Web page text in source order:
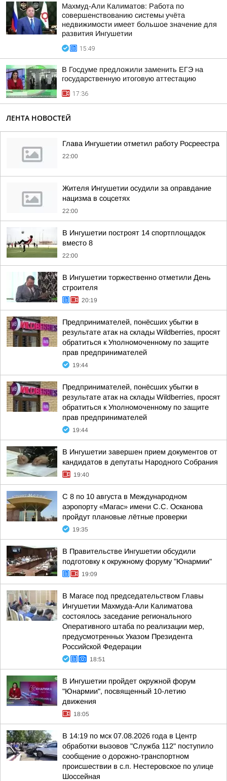
Махмуд-Али Калиматов: Работа по
совершенствованию системы учёта
недвижимости имеет большое значение для
развития Ингушетии
15:49
В Госдуме предложили заменить ЕГЭ на
государственную итоговую аттестацию
17:36
ЛЕНТА НОВОСТЕЙ
Глава Ингушетии отметил работу Росреестра
22:00
Жителя Ингушетии осудили за оправдание
нацизма в соцсетях
22:00
В Ингушетии построят 14 спортплощадок
вместо 8
22:00
В Ингушетии торжественно отметили День
строителя
20:19
Предпринимателей, понёсших убытки в
результате атак на склады Wildberries, просят
обратиться к Уполномоченному по защите
прав предпринимателей
19:44
Предпринимателей, понёсших убытки в
результате атак на склады Wildberries, просят
обратиться к Уполномоченному по защите
прав предпринимателей
19:44
В Ингушетии завершен прием документов от
кандидатов в депутаты Народного Собрания
19:40
С 8 по 10 августа в Международном
аэропорту «Магас» имени С.С. Осканова
пройдут плановые лётные проверки
19:35
В Правительстве Ингушетии обсудили
подготовку к окружному форуму "Юнармии"
19:09
В Магасе под председательством Главы
Ингушетии Махмуда-Али Калиматова
состоялось заседание регионального
Оперативного штаба по реализации мер,
предусмотренных Указом Президента
Российской Федерации
18:51
В Ингушетии пройдет окружной форум
"Юнармии", посвященный 10-летию
движения
18:05
В 14:19 по мск 07.08.2026 года в Центр
обработки вызовов "Служба 112" поступило
сообщение о дорожно-транспортном
происшествии в с.п. Нестеровское по улице
Шоссейная